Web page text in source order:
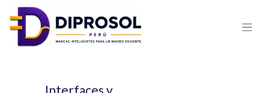
Interfaces y